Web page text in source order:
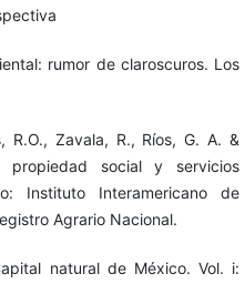
rumor de claroscuros. Los
R.O., Zavala, R., Ríos, G. A. &
propiedad social y servicios
Instituto Interamericano de
Agrario Nacional.
natural de México. Vol. i: